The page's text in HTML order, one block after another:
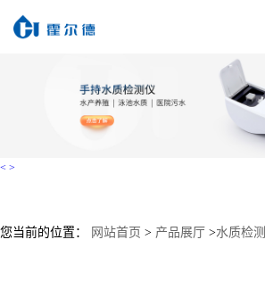
< >
您当前的位置： 网站首页 > 产品展厅 >水质检